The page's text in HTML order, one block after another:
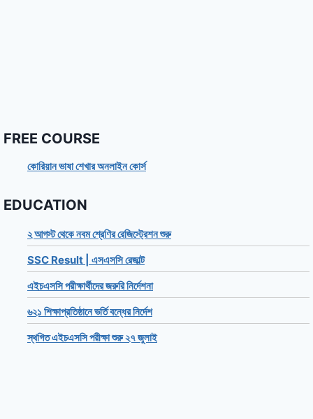
FREE COURSE
কোরিয়ান ভাষা শেখার অনলাইন কোর্স
EDUCATION
২ আগস্ট থেকে নবম শ্রেণির রেজিস্ট্রেশন শুরু
SSC Result | এসএসসি রেজাল্ট
এইচএসসি পরীক্ষার্থীদের জরুরি নির্দেশনা
৬২১ শিক্ষাপ্রতিষ্ঠানে ভর্তি বন্ধের নির্দেশ
স্থগিত এইচএসসি পরীক্ষা শুরু ২৭ জুলাই